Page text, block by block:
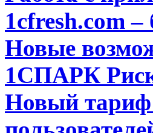
1cfresh.com –
Новые
1СПАРК
Новый